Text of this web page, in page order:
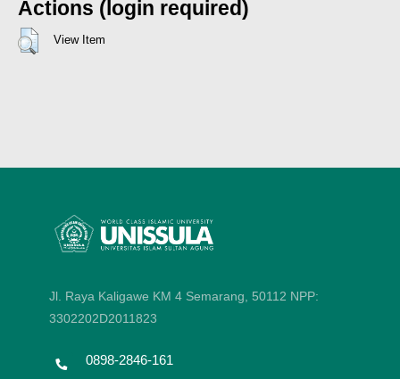
Actions (login required)
View Item
Jl. Raya Kaligawe KM 4 Semarang, 50112 NPP:
3302202D2011823
0898-2846-161